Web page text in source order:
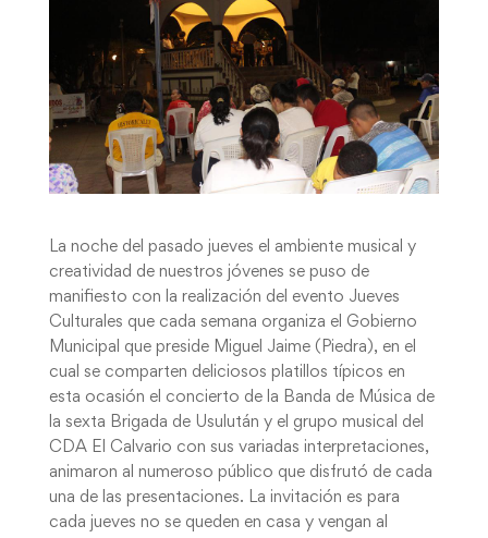
La noche del pasado jueves el ambiente musical y
creatividad de nuestros jóvenes se puso de
manifiesto con la realización del evento Jueves
Culturales que cada semana organiza el Gobierno
Municipal que preside Miguel Jaime (Piedra), en el
cual se comparten deliciosos platillos típicos en
esta ocasión el concierto de la Banda de Música de
la sexta Brigada de Usulután y el grupo musical del
CDA El Calvario con sus variadas interpretaciones,
animaron al numeroso público que disfrutó de cada
una de las presentaciones. La invitación es para
cada jueves no se queden en casa y vengan al